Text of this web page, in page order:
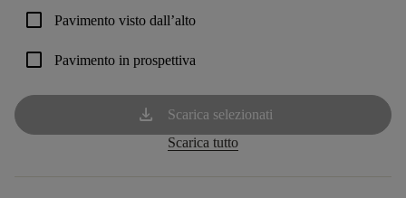
check_box_outline_blank Pavimento visto dall’alto
check_box_outline_blank Pavimento in prospettiva
download
Scarica selezionati
Scarica tutto